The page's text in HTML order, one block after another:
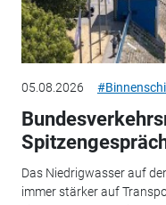
05.08.2026
Das Niedrigwasser auf
immer stärker auf